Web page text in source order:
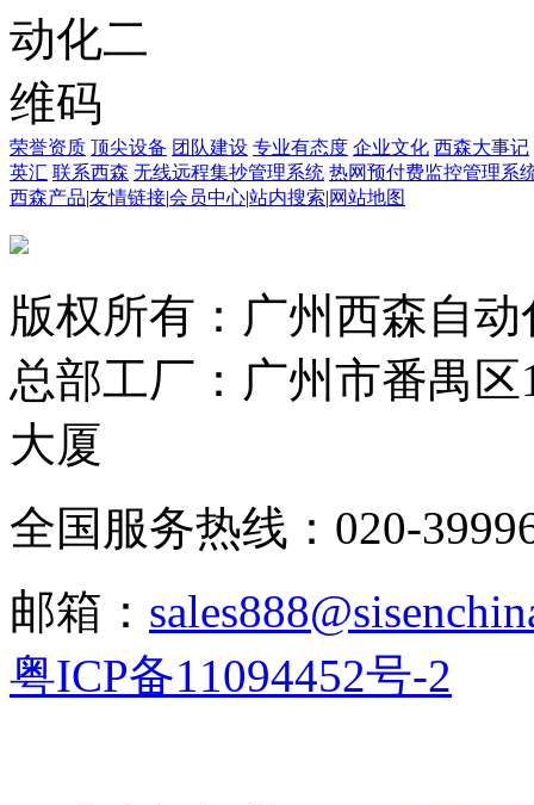
荣誉资质 顶尖设备 团队建设 专业有态度 企业文化 西森大事记
英汇 联系西森 无线远程集抄管理系统 热网预付费监控管理系
西森产品|友情链接|会员中心|站内搜索|网站地图
版权所有：广州西森自
总部工厂：广州市番禺
大厦
全国服务热线：020-
邮箱：
粤ICP备11094452号-2